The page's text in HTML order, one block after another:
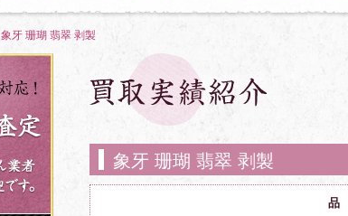
象牙 珊瑚 翡翠 剥製
象牙 珊瑚 翡翠 剥製
品